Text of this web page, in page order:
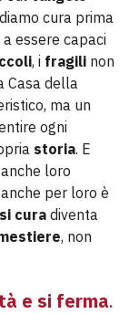
cura prima
essere capaci
, i fragili non
Casa della
ma un
ogni
storia. E
loro
per loro è
cura diventa
, non
e si ferma.